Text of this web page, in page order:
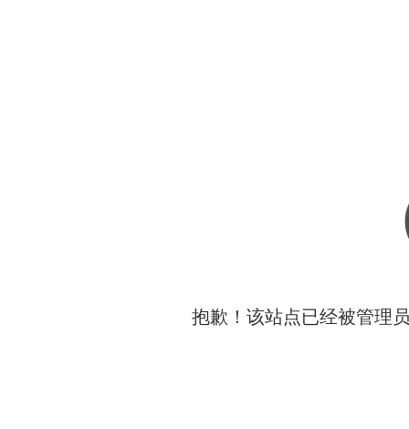
抱歉！该站点已经被管理